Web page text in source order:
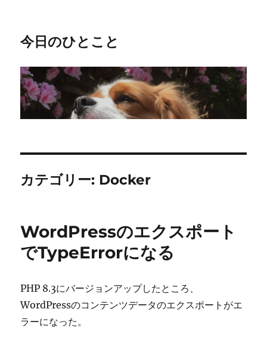
今日のひとこと
カテゴリー: Docker
WordPressのエクスポート
でTypeErrorになる
PHP 8.3にバージョンアップしたところ、
WordPressのコンテンツデータのエクスポートがエ
ラーになった。